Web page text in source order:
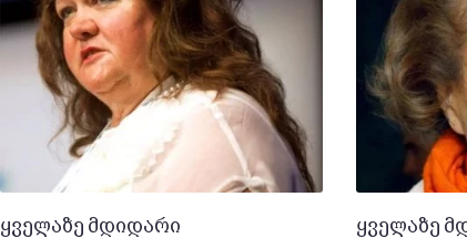
ყველაზე მდიდარი
ყველაზე